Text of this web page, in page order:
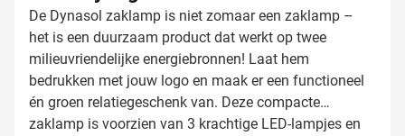
De Dynasol zaklamp is niet zomaar een zaklamp –
het is een duurzaam product dat werkt op twee
milieuvriendelijke energiebronnen! Laat hem
bedrukken met jouw logo en maak er een functioneel
én groen relatiegeschenk van. Deze compacte
zaklamp is voorzien van 3 krachtige LED-lampjes en